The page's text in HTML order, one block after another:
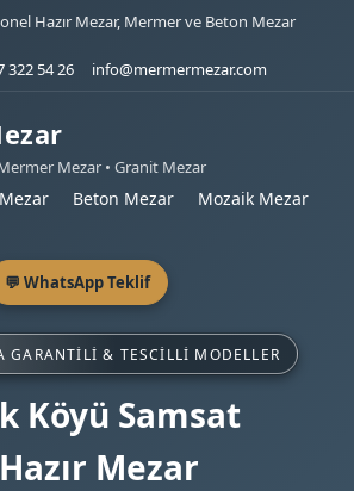
Hazır Mezar, Mermer ve Beton Mezar
322 54 26 info@mermermezar.com
Mezar • Granit Mezar
Beton Mezar
Mozaik Mezar
💬 WhatsApp Teklif
& TESCILLI MODELLER
Köyü Samsat
Mezar